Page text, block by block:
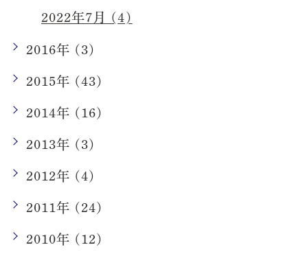
2022年7月 (4)
2016年 (3)
2015年 (43)
2014年 (16)
2013年 (3)
2012年 (4)
2011年 (24)
2010年 (12)